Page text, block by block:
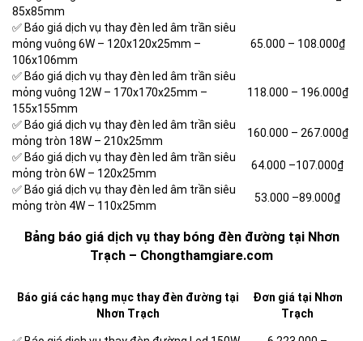
85x85mm
✅ Báo giá dịch vụ thay đèn led âm trần siêu
mỏng vuông 6W – 120x120x25mm –
106x106mm
65.000 – 108.000₫
✅ Báo giá dịch vụ thay đèn led âm trần siêu
mỏng vuông 12W – 170x170x25mm –
155x155mm
118.000 – 196.000₫
✅ Báo giá dịch vụ thay đèn led âm trần siêu
mỏng tròn 18W – 210x25mm
160.000 – 267.000₫
✅ Báo giá dịch vụ thay đèn led âm trần siêu
mỏng tròn 6W – 120x25mm
64.000 –107.000₫
✅ Báo giá dịch vụ thay đèn led âm trần siêu
mỏng tròn 4W – 110x25mm
53.000 –89.000₫
Bảng báo giá dịch vụ thay bóng đèn đường tại Nhơn
Trạch – Chongthamgiare.com
Báo giá các hạng mục thay đèn đường tại
Nhơn Trạch
Đơn giá tại Nhơn
Trạch